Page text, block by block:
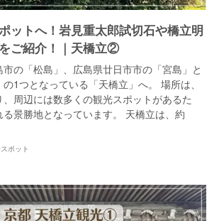
ットへ！岩見重太郎試切石や橋立明
ご紹介！｜天橋立②
の「松島」、広島県廿日市市の「宮島」と
1つとなっている「天橋立」へ。 場所は、
周辺には数多くの観光スポットがあるた
景勝地となっています。 天橋立は、約
ポット